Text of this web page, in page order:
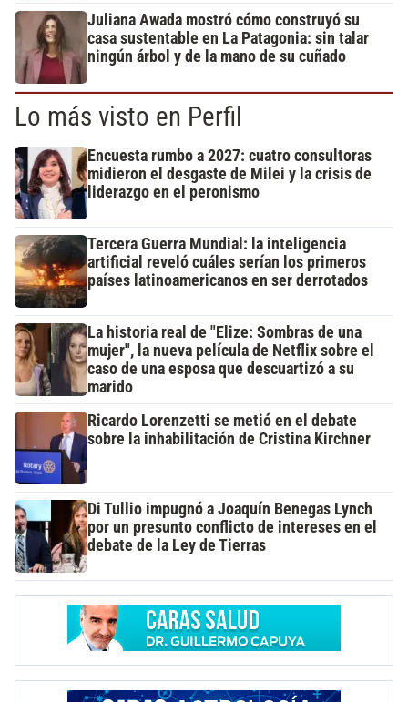
Juliana Awada mostró cómo construyó su
casa sustentable en La Patagonia: sin talar
ningún árbol y de la mano de su cuñado
Lo más visto en Perfil
Encuesta rumbo a 2027: cuatro consultoras
midieron el desgaste de Milei y la crisis de
liderazgo en el peronismo
Tercera Guerra Mundial: la inteligencia
artificial reveló cuáles serían los primeros
países latinoamericanos en ser derrotados
La historia real de "Elize: Sombras de una
mujer", la nueva película de Netflix sobre el
caso de una esposa que descuartizó a su
marido
Ricardo Lorenzetti se metió en el debate
sobre la inhabilitación de Cristina Kirchner
Di Tullio impugnó a Joaquín Benegas Lynch
por un presunto conflicto de intereses en el
debate de la Ley de Tierras